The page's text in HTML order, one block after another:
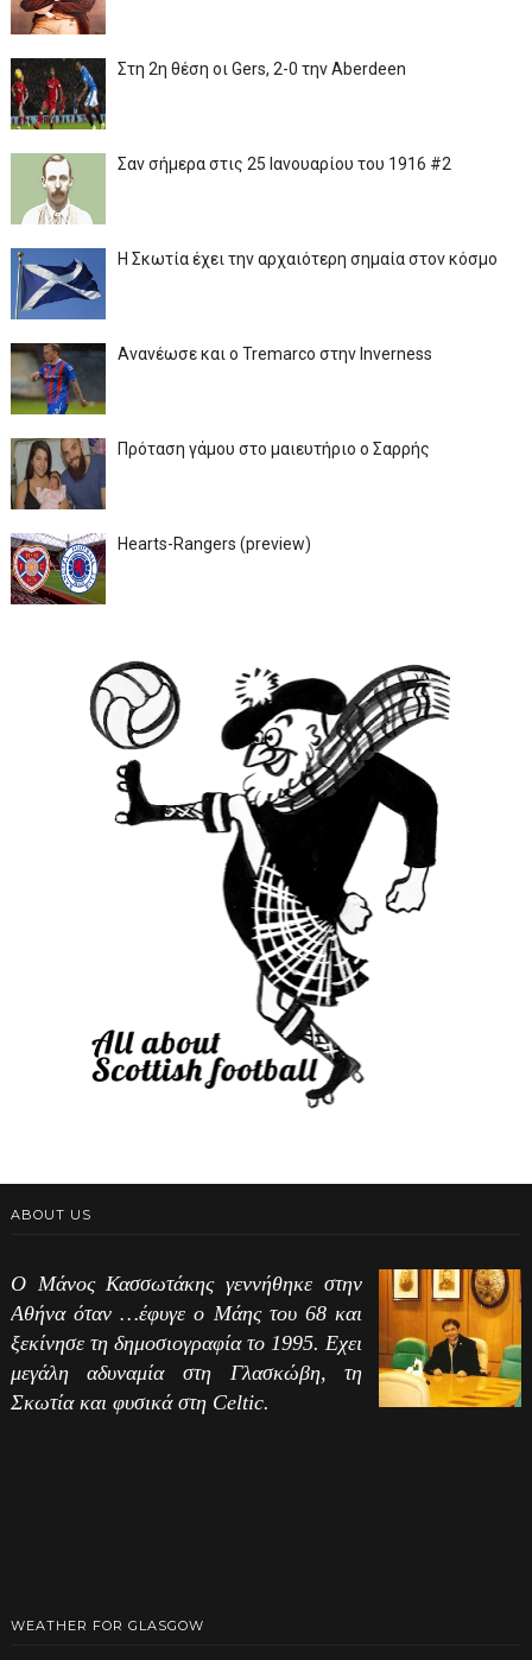
Στη 2η θέση οι Gers, 2-0 την Aberdeen
Σαν σήμερα στις 25 Ιανουαρίου του 1916 #2
Η Σκωτία έχει την αρχαιότερη σημαία στον κόσμο
Ανανέωσε και ο Tremarco στην Inverness
Πρόταση γάμου στο μαιευτήριο ο Σαρρής
Hearts-Rangers (preview)
ABOUT US
Ο Μάνος Κασσωτάκης γεννήθηκε στην
Αθήνα όταν …έφυγε ο Μάης του 68 και
ξεκίνησε τη δημοσιογραφία το 1995. Εχει
μεγάλη αδυναμία στη Γλασκώβη, τη
Σκωτία και φυσικά στη Celtic.
WEATHER FOR GLASGOW